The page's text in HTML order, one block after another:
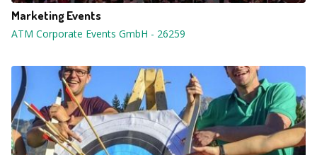
Marketing Events
ATM Corporate Events GmbH - 26259